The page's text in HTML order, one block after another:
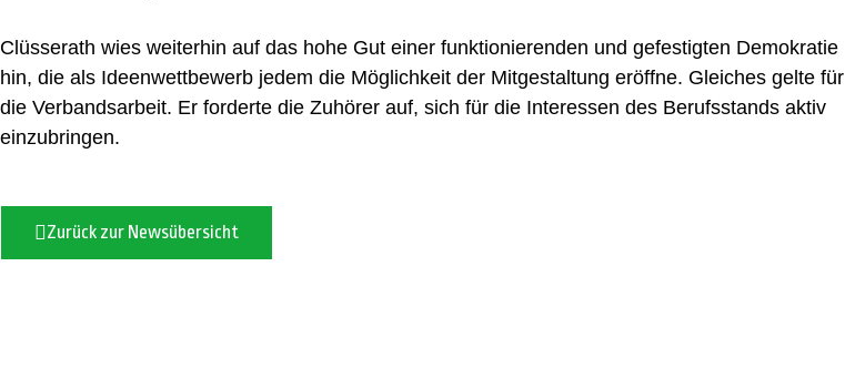
Clüsserath wies weiterhin auf das hohe Gut einer funktionierenden und gefestigten Demokratie
hin, die als Ideenwettbewerb jedem die Möglichkeit der Mitgestaltung eröffne. Gleiches gelte für
die Verbandsarbeit. Er forderte die Zuhörer auf, sich für die Interessen des Berufsstands aktiv
einzubringen.
Zurück zur Newsübersicht